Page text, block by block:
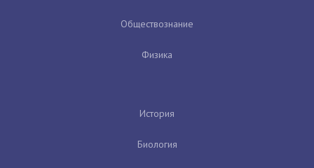
Обществознание
Физика
История
Биология